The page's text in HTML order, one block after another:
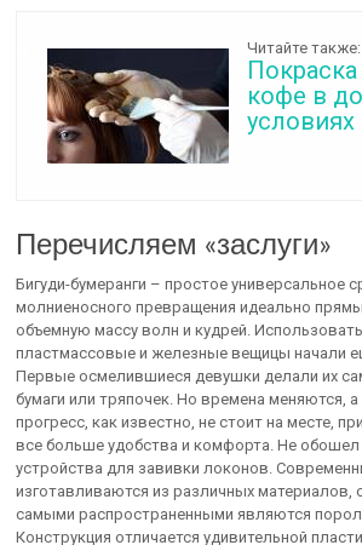
Читайте также:
кофе в
условиях
Перечисляем «заслуги»
Бигуди-бумеранги – простое универсальное
молниеносного превращения идеально
объемную массу волн и кудрей.
пластмассовые и железные вещицы начали
Первые осмелившиеся девушки делали их
бумаги или тряпочек. Но времена меняются, а
прогресс, как известно, не стоит на месте,
все больше удобства и комфорта. Не обошел
устройства для завивки локонов.
изготавливаются из различных материалов,
самыми распространенными являются
Конструкция отличается удивительной